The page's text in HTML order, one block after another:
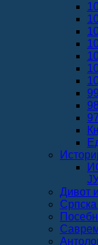
Дивот